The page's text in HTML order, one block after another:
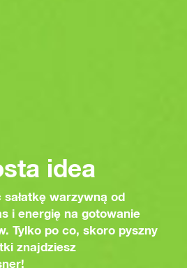
idea
warzywną od
i energię na gotowanie
Tylko po co, skoro pyszny
znajdziesz